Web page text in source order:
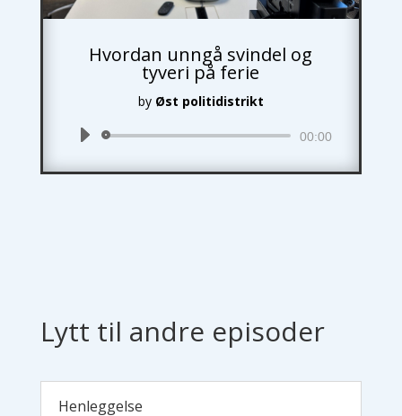
Hvordan unngå svindel og
tyveri på ferie
by Øst politidistrikt
Audio
00:00
Lytt til andre episoder
Henleggelse